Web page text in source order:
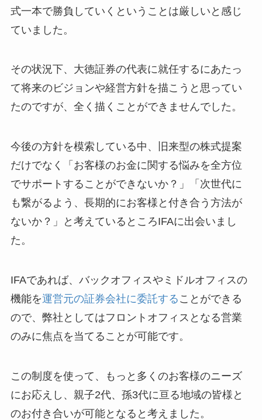
式一本で勝負していくということは厳しいと感じ
ていました。
その状況下、大徳証券の代表に就任するにあたっ
て将来のビジョンや経営方針を描こうと思ってい
たのですが、全く描くことができませんでした。
今後の方針を模索している中、旧来型の株式提案
だけでなく「お客様のお金に関する悩みを全方位
でサポートすることができないか？」「次世代に
も繋がるよう、長期的にお客様と付き合う方法が
ないか？」と考えているところIFAに出会いまし
た。
IFAであれば、バックオフィスやミドルオフィスの
機能を運営元の証券会社に委託する ことができる
ので、弊社としてはフロントオフィスとなる営業
のみに焦点を当てることが可能です。
この制度を使って、もっと多くのお客様のニーズ
にお応えし、親子2代、孫3代に亘る地域の皆様と
のお付き合いが可能となると考えました。